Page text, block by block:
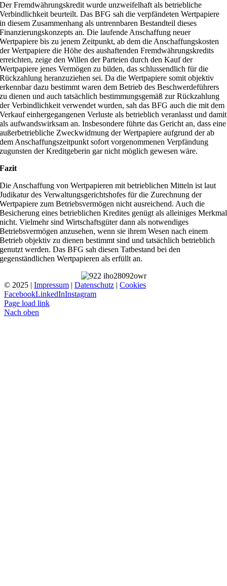
Der Fremdwährungskredit wurde unzweifelhaft als betriebliche
Verbindlichkeit beurteilt. Das BFG sah die verpfändeten Wertpapiere
in diesem Zusammenhang als untrennbaren Bestandteil dieses
Finanzierungskonzepts an. Die laufende Anschaffung neuer
Wertpapiere bis zu jenem Zeitpunkt, ab dem die Anschaffungskosten
der Wertpapiere die Höhe des aushaftenden Fremdwährungskredits
erreichten, zeige den Willen der Parteien durch den Kauf der
Wertpapiere jenes Vermögen zu bilden, das schlussendlich für die
Rückzahlung heranzuziehen sei. Da die Wertpapiere somit objektiv
erkennbar dazu bestimmt waren dem Betrieb des Beschwerdeführers
zu dienen und auch tatsächlich bestimmungsgemäß zur Rückzahlung
der Verbindlichkeit verwendet wurden, sah das BFG auch die mit dem
Verkauf einhergegangenen Verluste als betrieblich veranlasst und damit
als aufwandswirksam an. Insbesondere führte das Gericht an, dass eine
außerbetriebliche Zweckwidmung der Wertpapiere aufgrund der ab
dem Anschaffungszeitpunkt sofort vorgenommenen Verpfändung
zugunsten der Kreditgeberin gar nicht möglich gewesen wäre.
Fazit
Die Anschaffung von Wertpapieren mit betrieblichen Mitteln ist laut
Judikatur des Verwaltungsgerichtshofes für die Zurechnung der
Wertpapiere zum Betriebsvermögen nicht ausreichend. Auch die
Besicherung eines betrieblichen Kredites genügt als alleiniges Merkmal
nicht. Vielmehr sind Wirtschaftsgüter dann als notwendiges
Betriebsvermögen anzusehen, wenn sie ihrem Wesen nach einem
Betrieb objektiv zu dienen bestimmt sind und tatsächlich betrieblich
genutzt werden. Das BFG sah diesen Tatbestand bei den
gegenständlichen Wertpapieren als erfüllt an.
© 2025 | Impressum | Datenschutz | Cookies
FacebookLinkedInInstagram
Page load link
Nach oben